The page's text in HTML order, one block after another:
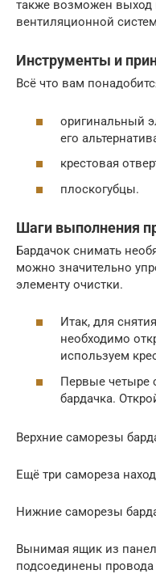
также возможен выход
вентиляционной
Инструменты и
Всё что вам
оригинальный
его
крестовая
плоскогубцы.
Шаги выполнения
Бардачок снимать
можно значительно
элементу очистки.
Итак, для
необходимо
используем
Первые четыре
бардачка.
Верхние саморезы
Ещё три самореза
Нижние саморезы
Вынимая ящик из
подсоединены провода